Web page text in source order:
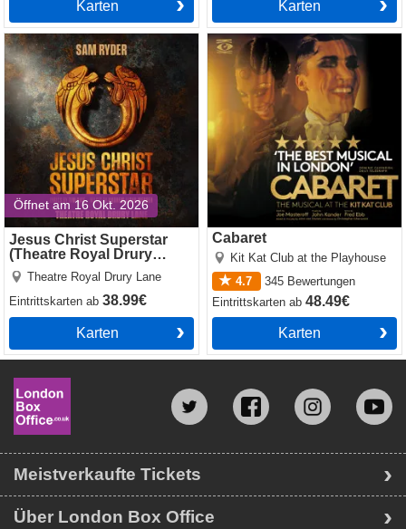
Karten Karten
Öffnet am 16 Okt. 2026
Jesus Christ Superstar
(Theatre Royal Drury
Lane)
Theatre Royal Drury Lane
Eintrittskartenab38.99€
Karten
Jesus Christ Superstar
(Theatre Royal Drury Lane)
Cabaret
Kit Kat Club at the Playhouse
4.7
345 Bewertungen
Eintrittskartenab48.49€
Karten
Cabaret
Meistverkaufte Tickets
Über London Box Office